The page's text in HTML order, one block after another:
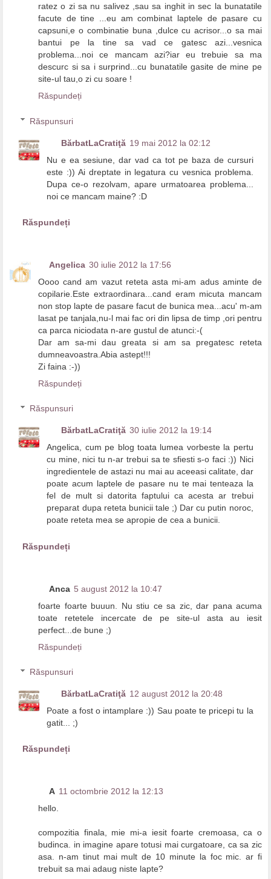
ratez o zi sa nu salivez ,sau sa inghit in sec la bunatatile
facute de tine ...eu am combinat laptele de pasare cu
capsuni,e o combinatie buna ,dulce cu acrisor...o sa mai
bantui pe la tine sa vad ce gatesc azi...vesnica
problema...noi ce mancam azi?iar eu trebuie sa ma
descurc si sa i surprind...cu bunatatile gasite de mine pe
site-ul tau,o zi cu soare !
Răspundeți
Răspunsuri
BărbatLaCratiţă 19 mai 2012 la 02:12
Nu e ea sesiune, dar vad ca tot pe baza de cursuri
este :)) Ai dreptate in legatura cu vesnica problema.
Dupa ce-o rezolvam, apare urmatoarea problema...
noi ce mancam maine? :D
Răspundeți
Angelica 30 iulie 2012 la 17:56
Oooo cand am vazut reteta asta mi-am adus aminte de
copilarie.Este extraordinara...cand eram micuta mancam
non stop lapte de pasare facut de bunica mea...acu' m-am
lasat pe tanjala,nu-l mai fac ori din lipsa de timp ,ori pentru
ca parca niciodata n-are gustul de atunci:-(
Dar am sa-mi dau greata si am sa pregatesc reteta
dumneavoastra.Abia astept!!!
Zi faina :-))
Răspundeți
Răspunsuri
BărbatLaCratiţă 30 iulie 2012 la 19:14
Angelica, cum pe blog toata lumea vorbeste la pertu
cu mine, nici tu n-ar trebui sa te sfiesti s-o faci :)) Nici
ingredientele de astazi nu mai au aceeasi calitate, dar
poate acum laptele de pasare nu te mai tenteaza la
fel de mult si datorita faptului ca acesta ar trebui
preparat dupa reteta bunicii tale ;) Dar cu putin noroc,
poate reteta mea se apropie de cea a bunicii.
Răspundeți
Anca 5 august 2012 la 10:47
foarte foarte buuun. Nu stiu ce sa zic, dar pana acuma
toate retetele incercate de pe site-ul asta au iesit
perfect...de bune ;)
Răspundeți
Răspunsuri
BărbatLaCratiţă 12 august 2012 la 20:48
Poate a fost o intamplare :)) Sau poate te pricepi tu la
gatit... ;)
Răspundeți
A 11 octombrie 2012 la 12:13
hello.
compozitia finala, mie mi-a iesit foarte cremoasa, ca o
budinca. in imagine apare totusi mai curgatoare, ca sa zic
asa. n-am tinut mai mult de 10 minute la foc mic. ar fi
trebuit sa mai adaug niste lapte?